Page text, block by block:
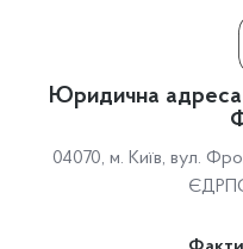
Юридична адреса
04070, м. Київ, вул.